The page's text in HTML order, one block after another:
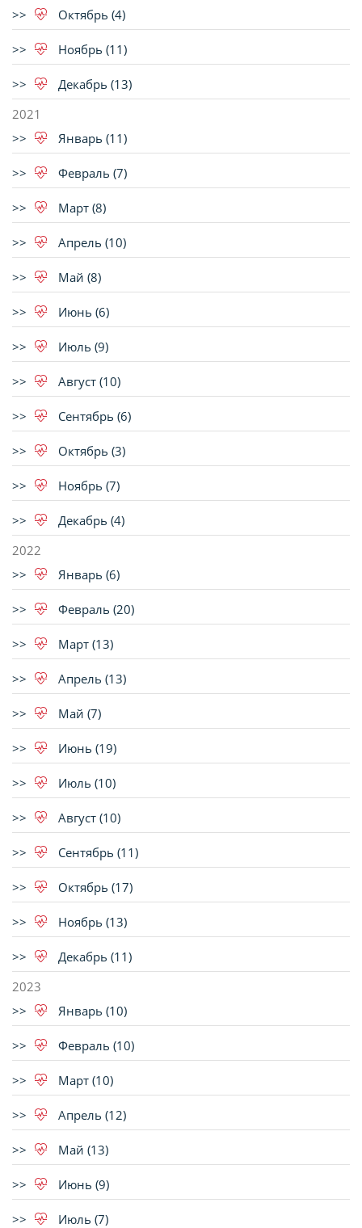
Октябрь (4)
Ноябрь (11)
Декабрь (13)
2021
Январь (11)
Февраль (7)
Март (8)
Апрель (10)
Май (8)
Июнь (6)
Июль (9)
Август (10)
Сентябрь (6)
Октябрь (3)
Ноябрь (7)
Декабрь (4)
2022
Январь (6)
Февраль (20)
Март (13)
Апрель (13)
Май (7)
Июнь (19)
Июль (10)
Август (10)
Сентябрь (11)
Октябрь (17)
Ноябрь (13)
Декабрь (11)
2023
Январь (10)
Февраль (10)
Март (10)
Апрель (12)
Май (13)
Июнь (9)
Июль (7)